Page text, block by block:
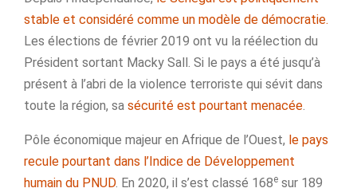
stable et considéré comme un modèle de démocratie.
Les élections de février 2019 ont vu la réélection du
Président sortant Macky Sall. Si le pays a été jusqu’à
présent à l’abri de la violence terroriste qui sévit dans
toute la région, sa sécurité est pourtant menacée.
Pôle économique majeur en Afrique de l’Ouest, le pays
recule pourtant dans l’Indice de Développement
humain du PNUD. En 2020, il s’est classé 168e sur 189